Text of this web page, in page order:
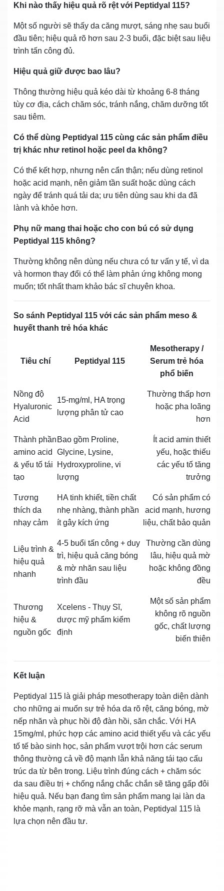
Khi nào thấy hiệu quả rõ rệt với Peptidyal 115?
Một số người sẽ thấy da căng mượt, sáng nhẹ sau buổi
đầu tiên; hiệu quả rõ hơn sau 2‑3 buổi, đặc biệt sau liệu
trình tấn công đủ.
Hiệu quả giữ được bao lâu?
Thông thường hiệu quả kéo dài từ khoảng 6‑8 tháng
tùy cơ địa, cách chăm sóc, tránh nắng, chăm dưỡng tốt
sau tiêm.
Có thể dùng Peptidyal 115 cùng các sản phẩm điều
trị khác như retinol hoặc peel da không?
Có thể kết hợp, nhưng nên cẩn thận; nếu dùng retinol
hoặc acid mạnh, nên giảm tần suất hoặc dùng cách
ngày để tránh quá tải da; ưu tiên dùng sau khi da đã
lành và khỏe hơn.
Phụ nữ mang thai hoặc cho con bú có sử dụng
Peptidyal 115 không?
Thường không nên dùng nếu chưa có tư vấn y tế, vì da
và hormon thay đổi có thể làm phản ứng không mong
muốn; tốt nhất tham khảo bác sĩ chuyên khoa.
So sánh Peptidyal 115 với các sản phẩm meso &
huyết thanh trẻ hóa khác
Tiêu chí Peptidyal 115
Mesotherapy /
Serum trẻ hóa
phổ biến
Nồng độ
Hyaluronic
Acid
15‑mg/ml, HA trọng
lượng phân tử cao
Thường thấp hơn
hoặc pha loãng
hơn
Thành phần
amino acid
& yếu tố tái
tạo
Bao gồm Proline,
Glycine, Lysine,
Hydroxyproline, vi
lượng
Ít acid amin thiết
yếu, hoặc thiếu
các yếu tố tăng
trưởng
Tương
thích da
nhạy cảm
HA tinh khiết, tiền chất
nhẹ nhàng, thành phần
ít gây kích ứng
Có sản phẩm có
acid mạnh, hương
liệu, chất bảo quản
Liệu trình &
hiệu quả
nhanh
4‑5 buổi tấn công + duy
trì, hiệu quả căng bóng
& mờ nhăn sau liệu
trình đầu
Thường cần dùng
lâu, hiệu quả mờ
hoặc không đồng
đều
Thương
hiệu &
nguồn gốc
Xcelens ‑ Thụy Sĩ,
dược mỹ phẩm kiểm
định
Một số sản phẩm
không rõ nguồn
gốc, chất lượng
biến thiên
Kết luận
Peptidyal 115 là giải pháp mesotherapy toàn diện dành
cho những ai muốn sự trẻ hóa da rõ rệt, căng bóng, mờ
nếp nhăn và phục hồi độ đàn hồi, săn chắc. Với HA
15mg/ml, phức hợp các amino acid thiết yếu và các yếu
tố tế bào sinh học, sản phẩm vượt trội hơn các serum
thông thường cả về độ mạnh lẫn khả năng tái tạo cấu
trúc da từ bên trong. Liệu trình đúng cách + chăm sóc
da sau điều trị + chống nắng chắc chắn sẽ tăng gấp đôi
hiệu quả. Nếu bạn đang tìm sản phẩm mang lại làn da
khỏe mạnh, rạng rỡ mà vẫn an toàn, Peptidyal 115 là
lựa chọn nên đầu tư.